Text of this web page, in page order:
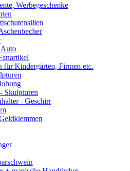
Werbegeschenke
Auto
für Kindergärten, Firmen etc.
Skulpturen
- Geschirr